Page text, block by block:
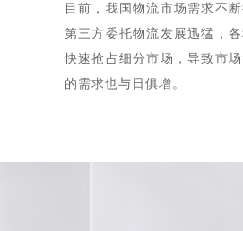
目前，我国物流市场需求不
第三方委托物流发展迅猛，
快速抢占细分市场，导致市
的需求也与日俱增。